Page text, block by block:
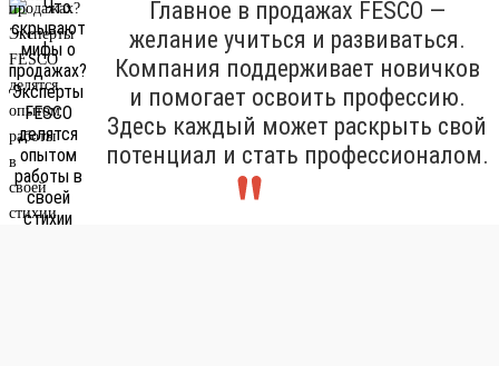
Главное в продажах FESCO —
желание учиться и развиваться.
Компания поддерживает новичков
и помогает освоить профессию.
Здесь каждый может раскрыть свой
потенциал и стать профессионалом.